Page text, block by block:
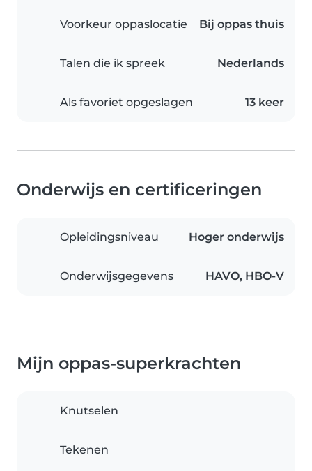
Voorkeur oppaslocatie Bij oppas thuis
Talen die ik spreek Nederlands
Als favoriet opgeslagen 13 keer
Onderwijs en certificeringen
Opleidingsniveau Hoger onderwijs
Onderwijsgegevens HAVO, HBO-V
Mijn oppas-superkrachten
Knutselen
Tekenen